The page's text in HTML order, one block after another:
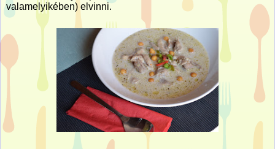
valamelyikében) elvinni.